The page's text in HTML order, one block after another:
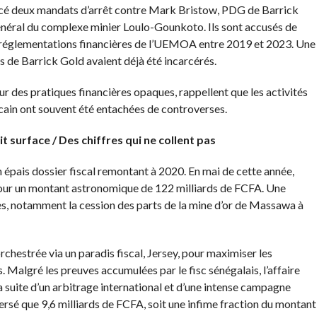
deux mandats d’arrêt contre Mark Bristow, PDG de Barrick
du complexe minier Loulo-Gounkoto. Ils sont accusés de
financières de l’UEMOA entre 2019 et 2023. Une
Barrick Gold avaient déjà été incarcérés.
des pratiques financières opaques, rappellent que les activités
ont souvent été entachées de controverses.
surface / Des chiffres qui ne collent pas
dossier fiscal remontant à 2020. En mai de cette année,
un montant astronomique de 122 milliards de FCFA. Une
notamment la cession des parts de la mine d’or de Massawa à
via un paradis fiscal, Jersey, pour maximiser les
les preuves accumulées par le fisc sénégalais, l’affaire
d’un arbitrage international et d’une intense campagne
que 9,6 milliards de FCFA, soit une infime fraction du montant